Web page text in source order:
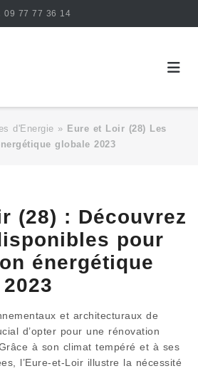
09 77 77 36 14
d'Energie » Eure et Loir (28) Les
globale 2023
(28) : Découvrez
pour
énergétique
et architecturaux de
d’opter pour une rénovation
à son climat tempéré et à ses
l’Eure-et-Loir illustre la nécessité